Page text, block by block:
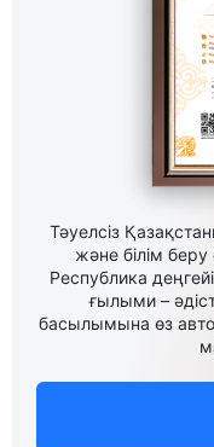
Тәуелсіз
және білім
Республика
ғылыми –
басылымына өз